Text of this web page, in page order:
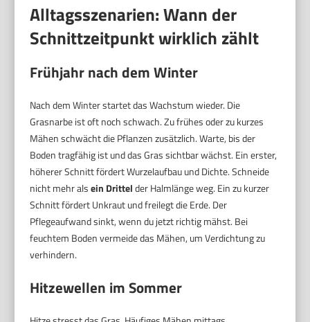
Alltagsszenarien: Wann der
Schnittzeitpunkt wirklich zählt
Frühjahr nach dem Winter
Nach dem Winter startet das Wachstum wieder. Die
Grasnarbe ist oft noch schwach. Zu frühes oder zu kurzes
Mähen schwächt die Pflanzen zusätzlich. Warte, bis der
Boden tragfähig ist und das Gras sichtbar wächst. Ein erster,
höherer Schnitt fördert Wurzelaufbau und Dichte. Schneide
nicht mehr alsein Drittelder Halmlänge weg. Ein zu kurzer
Schnitt fördert Unkraut und freilegt die Erde. Der
Pflegeaufwand sinkt, wenn du jetzt richtig mähst. Bei
feuchtem Boden vermeide das Mähen, um Verdichtung zu
verhindern.
Hitzewellen im Sommer